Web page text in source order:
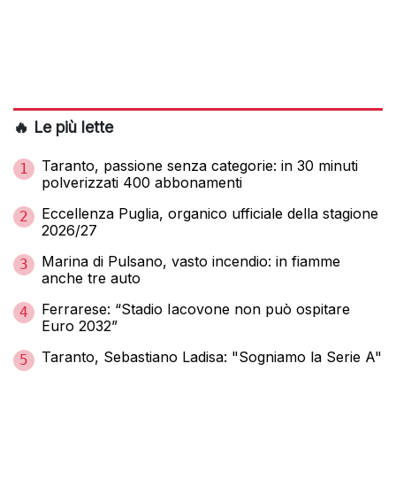
🔥 Le più lette
1
Taranto, passione senza categorie: in 30 minuti
polverizzati 400 abbonamenti
2
Eccellenza Puglia, organico ufficiale della stagione
2026/27
3
Marina di Pulsano, vasto incendio: in fiamme
anche tre auto
4
Ferrarese: “Stadio Iacovone non può ospitare
Euro 2032”
5 Taranto, Sebastiano Ladisa: "Sogniamo la Serie A"